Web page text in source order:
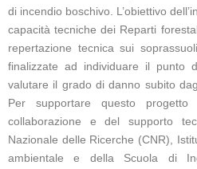
di incendio boschivo. L’obiettivo
capacità tecniche dei Reparti
repertazione tecnica sui
finalizzate ad individuare il punto
valutare il grado di danno subito
Per supportare questo
collaborazione e del supporto
Nazionale delle Ricerche (CNR),
ambientale e della Scuola di